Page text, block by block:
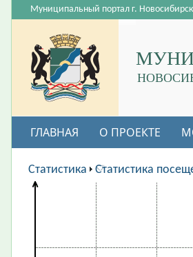
Муниципальный портал г.
ГЛАВНАЯ О ПРОЕКТЕ
ВАКАНСИИ
Статистика Статистика